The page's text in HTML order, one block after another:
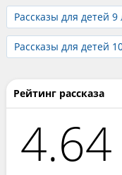
Рассказы для детей 9
Рассказы для детей
Рейтинг рассказа
4.64